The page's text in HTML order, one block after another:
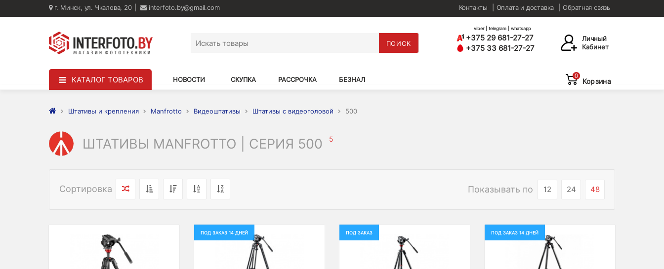
г. Минск, ул. Чкалова, 20 interfoto.by@gmail.com Контакты Оплата и доставка Обратная связь
ПОИСК
viber | telegram | whatsapp
+375 29 681-27-27
+375 33 681-27-27
Личный
Кабинет
КАТАЛОГ ТОВАРОВ НОВОСТИ СКУПКА РАССРОЧКА БЕЗНАЛ 0
Корзина
Штативы и крепления Manfrotto Видеоштативы Штативы с видеоголовой 500
ШТАТИВЫ MANFROTTO | СЕРИЯ 500 5
Показывать по 12 24 48
Сортировка
ПОД ЗАКАЗ 14 ДНЕЙ ПОД ЗАКАЗ ПОД ЗАКАЗ 14 ДНЕЙ